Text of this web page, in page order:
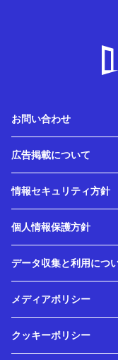
お問い合わせ
広告掲載について
情報セキュリティ方針
個人情報保護方針
データ収集と利用につ
メディアポリシー
クッキーポリシー